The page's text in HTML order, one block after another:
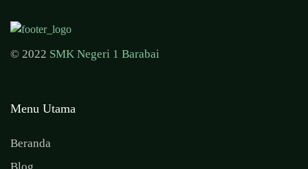
© 2022 SMK Negeri 1 Barabai
Menu Utama
Beranda